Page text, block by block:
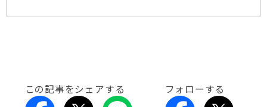
この記事をシェアする フォローする